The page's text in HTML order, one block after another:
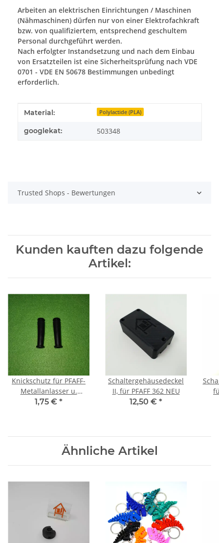
Arbeiten an elektrischen Einrichtungen / Maschinen
(Nähmaschinen) dürfen nur von einer Elektrofachkraft
bzw. von qualifiziertem, entsprechend geschultem
Personal durchgeführt werden.
Nach erfolgter Instandsetzung und nach dem Einbau
von Ersatzteilen ist eine Sicherheitsprüfung nach VDE
0701 - VDE EN 50678 Bestimmungen unbedingt
erforderlich.
Produkteigenschaft
Wert
Material: Polylactide (PLA)
googlekat: 503348
Trusted Shops - Bewertungen
Kunden kauften dazu folgende
Artikel:
Knickschutz für PFAFF-
Metallanlasser u.
Kupplungsstecker
1,75 € *
Schaltergehäusedeckel
II, für PFAFF 362 NEU
12,50 € *
Ähnliche Artikel